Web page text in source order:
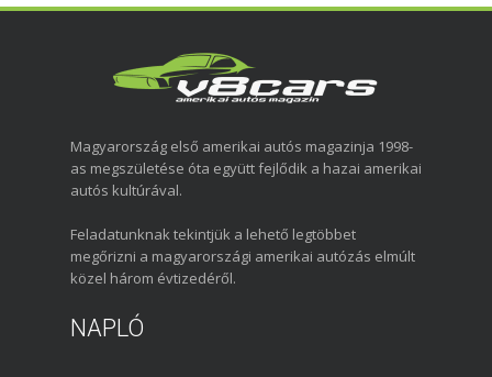
Magyarország első amerikai autós magazinja 1998-
as megszületése óta együtt fejlődik a hazai amerikai
autós kultúrával.
Feladatunknak tekintjük a lehető legtöbbet
megőrizni a magyarországi amerikai autózás elmúlt
közel három évtizedéről.
NAPLÓ